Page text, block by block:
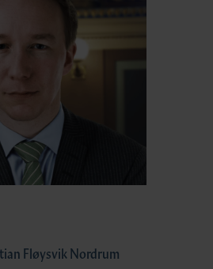
Fløysvik Nordrum